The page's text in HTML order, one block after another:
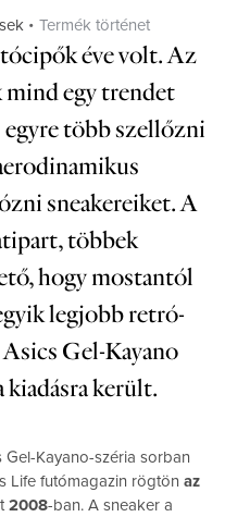
Categories
Termék történet
éve volt. Az
mind egy trendet
több szellőzni
sneakereiket. A
többek
hogy mostantól
legjobb retró-
Gel-Kayano
kiadásra került.
Kayano-széria sorban
Life futómagazin rögtön az
2008-ban. A sneaker a